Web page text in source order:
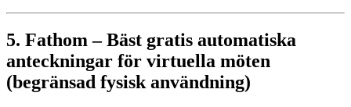
5. Fathom – Bäst gratis automatiska
anteckningar för virtuella möten
(begränsad fysisk användning)